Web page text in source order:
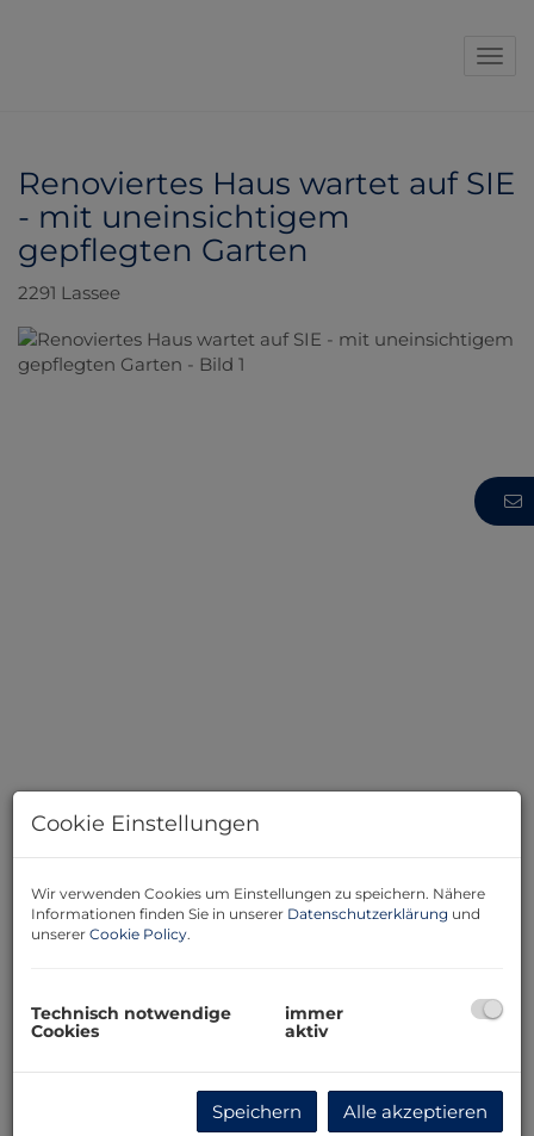
Renoviertes Haus wartet auf SIE
- mit uneinsichtigem
gepflegten Garten
2291 Lassee
Beschreibung
insgesamt ca. 417 m² großem Grundstück
Verkauf.
uneinsehbaren, schön gestaltetenGarten
bietet Ihnen das renovierte Haus Raum zum
Cookie Einstellungen
Wir verwenden Cookies um Einstellungen zu speichern. Nähere
Informationen finden Sie in unserer Datenschutzerklärung und
unserer Cookie Policy.
Technisch notwendige
Cookies
immer
aktiv
Speichern Alle akzeptieren